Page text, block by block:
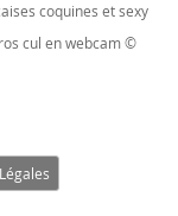
coquines et sexy
cul en webcam ©